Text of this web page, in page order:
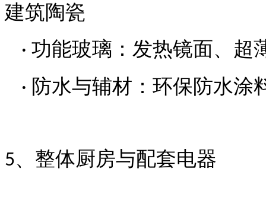
建筑陶瓷
· 功能玻璃：发热镜面、超
· 防水与辅材：环保防水涂
5、整体厨房与配套电器